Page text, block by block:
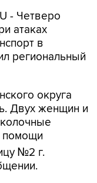
- Четверо
атаках
в
региональный
округа
Двух женщин и
помощи
№2 г.